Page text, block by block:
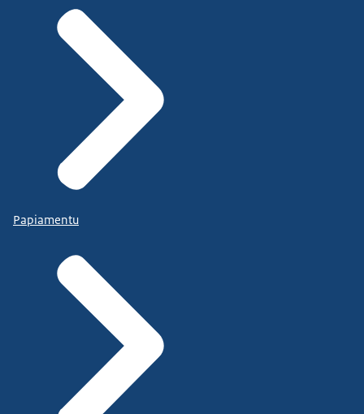
Papiamentu